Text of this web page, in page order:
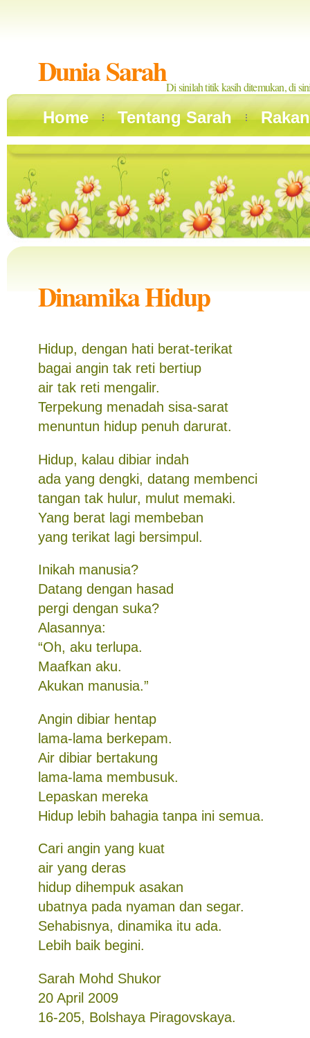
Dunia SarahDi sinilah titik kasih ditemukan, di
Home Tentang Sarah
Dinamika Hidup
Hidup, dengan hati berat-terikat
bagai angin tak reti bertiup
air tak reti mengalir.
Terpekung menadah sisa-sarat
menuntun hidup penuh darurat.
Hidup, kalau dibiar indah
ada yang dengki, datang membenci
tangan tak hulur, mulut memaki.
Yang berat lagi membeban
yang terikat lagi bersimpul.
Inikah manusia?
Datang dengan hasad
pergi dengan suka?
Alasannya:
“Oh, aku terlupa.
Maafkan aku.
Akukan manusia.”
Angin dibiar hentap
lama-lama berkepam.
Air dibiar bertakung
lama-lama membusuk.
Lepaskan mereka
Hidup lebih bahagia tanpa ini semua.
Cari angin yang kuat
air yang deras
hidup dihempuk asakan
ubatnya pada nyaman dan segar.
Sehabisnya, dinamika itu ada.
Lebih baik begini.
Sarah Mohd Shukor
20 April 2009
16-205, Bolshaya Piragovskaya.